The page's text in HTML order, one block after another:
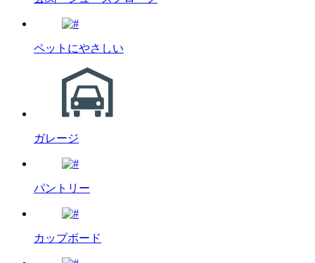
ペットにやさしい
ガレージ
パントリー
カップボード